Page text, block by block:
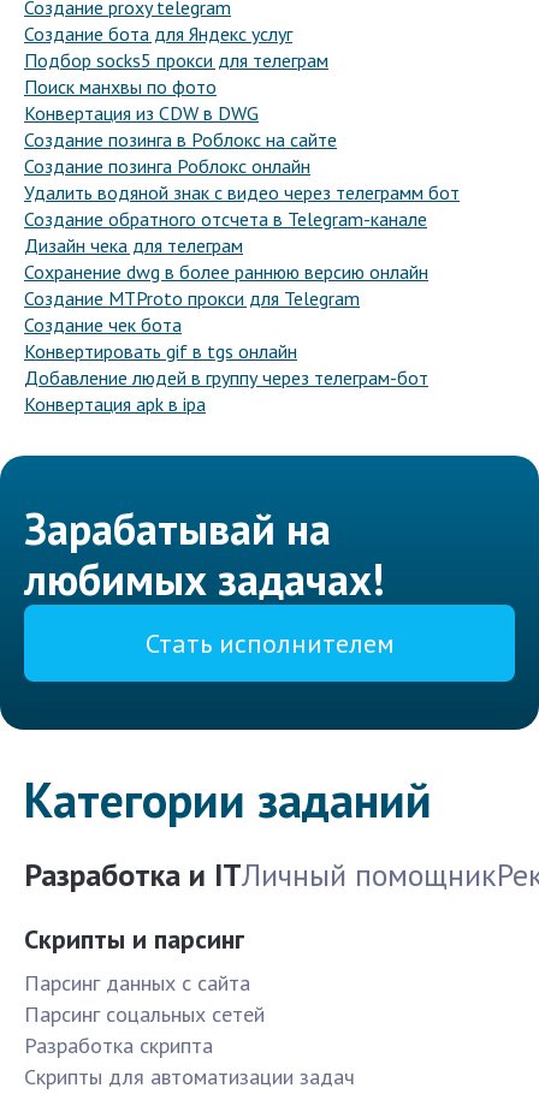
Создание proxy telegram
Создание бота для Яндекс услуг
Подбор socks5 прокси для телеграм
Поиск манхвы по фото
Конвертация из CDW в DWG
Создание позинга в Роблокс на сайте
Создание позинга Роблокс онлайн
Удалить водяной знак с видео через телеграмм бот
Создание обратного отсчета в Telegram-канале
Дизайн чека для телеграм
Сохранение dwg в более раннюю версию онлайн
Создание MTProto прокси для Telegram
Создание чек бота
Конвертировать gif в tgs онлайн
Добавление людей в группу через телеграм-бот
Конвертация apk в ipa
Зарабатывай на
любимых задачах!
Стать исполнителем
Категории заданий
Разработка и ITЛичный помощник
Скрипты и парсинг
Парсинг данных с сайта
Парсинг соцальных сетей
Разработка скрипта
Скрипты для автоматизации задач